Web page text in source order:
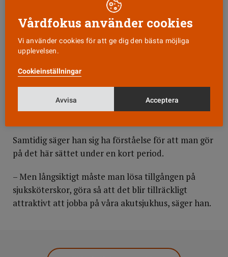
I gårdagens DN förklarar ordföranden för Strama,
Stephan Stenmark, att målet med antibiotika alltid
måste vara att ge den bästa tillgängliga
behandlingen för att motverka resistens.
–?I stället bryter man mot regler och målsättningar
genom att ge en onödigt bred behandling med
Samtidig säger han sig ha förståelse för att man gör
på det här sättet under en kort period.
– Men långsiktigt måste man lösa tillgången på
sjuksköterskor, göra så att det blir tillräckligt
attraktivt att jobba på våra akutsjukhus, säger han.
Vårdfokus använder cookies
Vi använder cookies för att ge dig den bästa möjliga
upplevelsen.
Cookieinställningar
Avvisa Acceptera